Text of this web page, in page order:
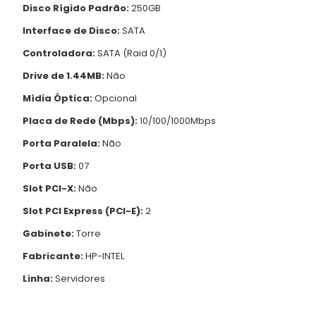
Disco Rígido Padrão:250GB
Interface de Disco:SATA
Controladora:SATA (Raid 0/1)
Drive de 1.44MB:Não
Mídia Óptica:Opcional
Placa de Rede (Mbps):10/100/1000Mbps
Porta Paralela:Não
Porta USB:07
Slot PCI-X:Não
Slot PCI Express (PCI-E):2
Gabinete:Torre
Fabricante:HP-INTEL
Linha:Servidores